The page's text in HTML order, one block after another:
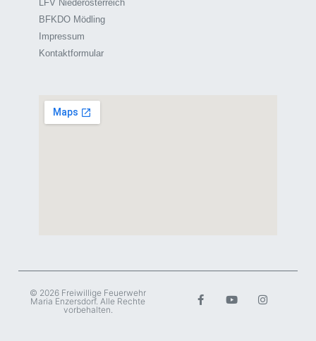
LFV Niederösterreich
BFKDO Mödling
Impressum
Kontaktformular
© 2026 Freiwillige Feuerwehr
Maria Enzersdorf. Alle Rechte
vorbehalten.